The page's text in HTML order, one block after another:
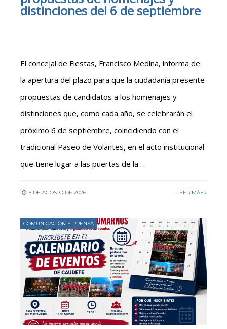
distinciones del 6 de septiembre
El concejal de Fiestas, Francisco Medina, informa de
la apertura del plazo para que la ciudadanía presente
propuestas de candidatos a los homenajes y
distinciones que, como cada año, se celebrarán el
próximo 6 de septiembre, coincidiendo con el
tradicional Paseo de Volantes, en el acto institucional
que tiene lugar a las puertas de la …
5 DE AGOSTO DE 2026 LEER MÁS
COMUNICACIÓN Y PRENSA